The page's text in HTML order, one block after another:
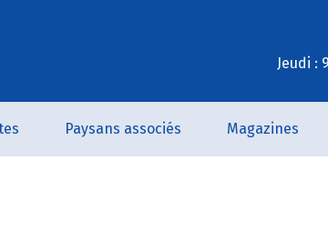
Jeudi :
Paysans associés Magazines